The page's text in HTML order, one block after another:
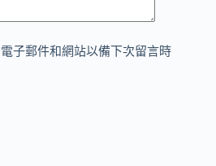
子郵件和網站以備下次留言時